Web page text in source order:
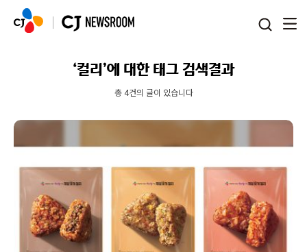
‘컬리’에 대한 태그 검색결과
총 4건의 글이 있습니다